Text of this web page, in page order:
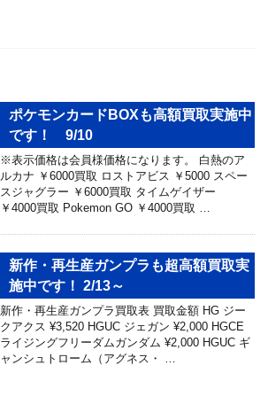
ポケモンカードBOXも高額買取実施中
です！ 9/10
※表示価格は会員様価格になります。 白熱のア
ルカナ ￥6000買取 ロストアビス ￥5000 スペー
スジャグラー ￥6000買取 タイムゲイザー
￥4000買取 Pokemon GO ￥4000買取 …
新作・再生産ガンプラも超高額買取実
施中です！ 2/13～
新作・再生産ガンプラ買取表 買取金額 HG ジー
クアクス ¥3,520 HGUC ジェガン ¥2,000 HGCE
ライジングフリーダムガンダム ¥2,000 HGUC ギ
ャンシュトローム（アグネス・ …